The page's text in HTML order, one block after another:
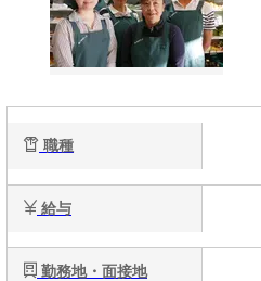
職種
給与
勤務地・面接地